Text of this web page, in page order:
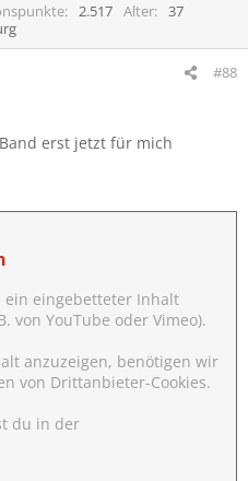
2.517 Alter
37
#88
erst jetzt für mich
ein eingebetteter Inhalt
von YouTube oder Vimeo).
anzuzeigen, benötigen wir
von Drittanbieter-Cookies.
du in der